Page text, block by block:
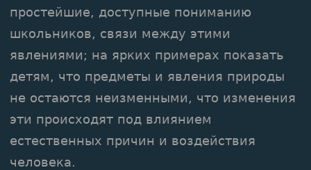
простейшие, доступные пониманию
школьников, связи между этими
явлениями; на ярких примерах показать
детям, что предметы и явления природы
не остаются неизменными, что изменения
эти происходят под влиянием
естественных причин и воздействия
человека.